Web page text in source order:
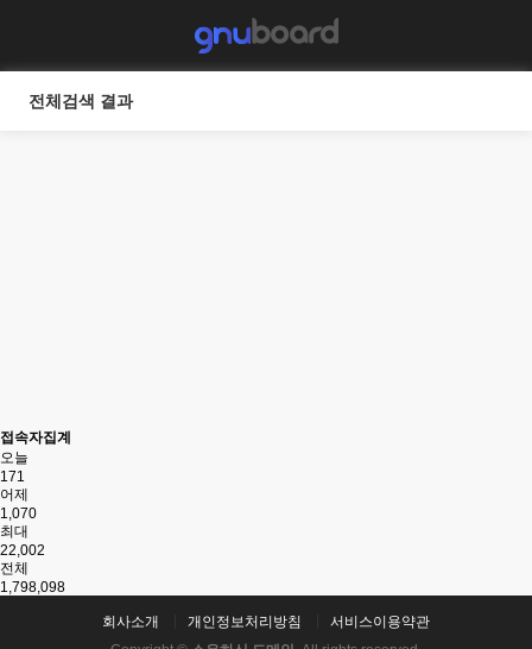
전체검색 결과
접속자집계
오늘
171
어제
1,070
최대
22,002
전체
1,798,098
회사소개 개인정보처리방침
서비스이용약관